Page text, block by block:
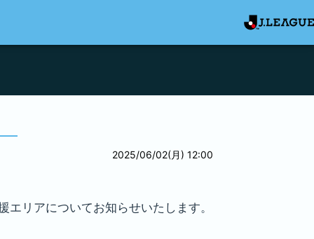
2025/06/02(月) 12:00
リアについてお知らせいたします。